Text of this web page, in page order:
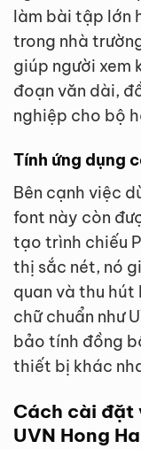
làm bài tập lớn
trong nhà
giúp người xem
đoạn văn dài,
nghiệp cho bộ
Tính ứng dụng
Bên cạnh việc
font này còn
tạo trình chiếu
thị sắc nét, nó
quan và thu hút
chữ chuẩn như
bảo tính đồng
thiết bị khác
Cách cài đặt
UVN Hong